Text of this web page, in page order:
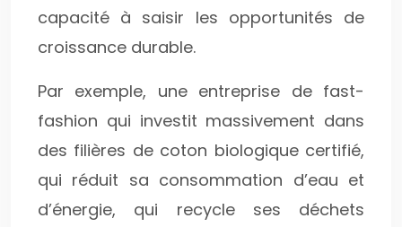
capacité à saisir les opportunités de
croissance durable.
Par exemple, une entreprise de fast-
fashion qui investit massivement dans
des filières de coton biologique certifié,
qui réduit sa consommation d’eau et
d’énergie, qui recycle ses déchets